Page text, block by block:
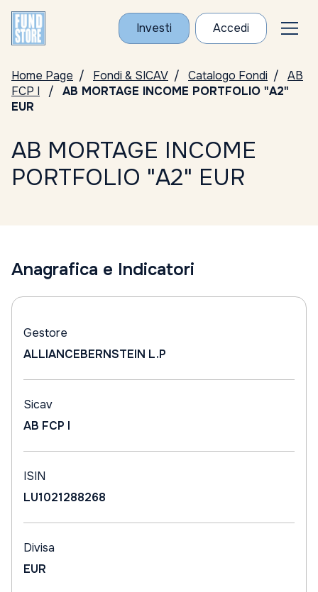
Investi Accedi
Home Page Fondi & SICAV Catalogo Fondi
AB
FCP I
AB MORTAGE INCOME PORTFOLIO "A2"
EUR
AB MORTAGE INCOME
PORTFOLIO "A2" EUR
Anagrafica e Indicatori
Gestore
ALLIANCEBERNSTEIN L.P
Sicav
AB FCP I
ISIN
LU1021288268
Divisa
EUR